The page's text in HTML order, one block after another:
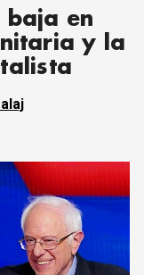
baja en
y la